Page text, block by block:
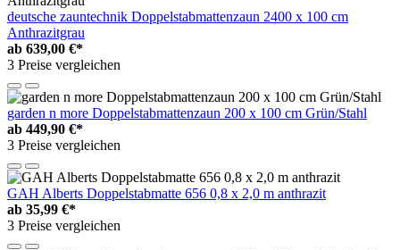
deutsche zauntechnik Doppelstabmattenzaun 2400 x 100 cm
Anthrazitgrau
ab 639,00 €*
3 Preise vergleichen
garden n more Doppelstabmattenzaun 200 x 100 cm Grün/Stahl
ab 449,90 €*
3 Preise vergleichen
GAH Alberts Doppelstabmatte 656 0,8 x 2,0 m anthrazit
ab 35,99 €*
3 Preise vergleichen